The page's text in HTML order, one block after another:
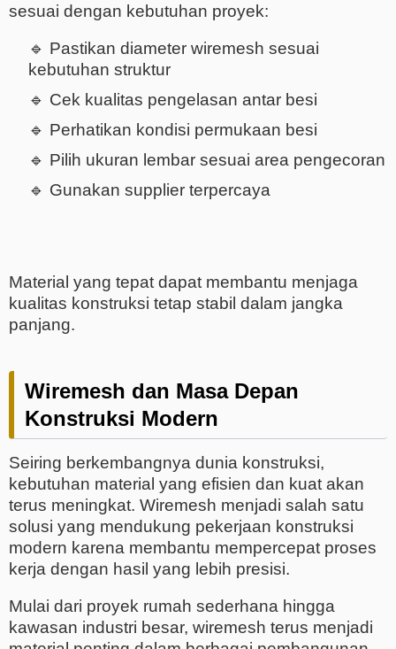
sesuai dengan kebutuhan proyek:
🔹 Pastikan diameter wiremesh sesuai
kebutuhan struktur
🔹 Cek kualitas pengelasan antar besi
🔹 Perhatikan kondisi permukaan besi
🔹 Pilih ukuran lembar sesuai area pengecoran
🔹 Gunakan supplier terpercaya
Material yang tepat dapat membantu menjaga
kualitas konstruksi tetap stabil dalam jangka
panjang.
Wiremesh dan Masa Depan
Konstruksi Modern
Seiring berkembangnya dunia konstruksi,
kebutuhan material yang efisien dan kuat akan
terus meningkat. Wiremesh menjadi salah satu
solusi yang mendukung pekerjaan konstruksi
modern karena membantu mempercepat proses
kerja dengan hasil yang lebih presisi.
Mulai dari proyek rumah sederhana hingga
kawasan industri besar, wiremesh terus menjadi